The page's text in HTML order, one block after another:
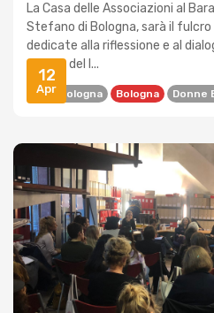
12
Apr
La Casa delle Associazioni al
Stefano di Bologna, sarà il
dedicate alla riflessione e al
mondo del l...
AICS Bologna Bologna Donne